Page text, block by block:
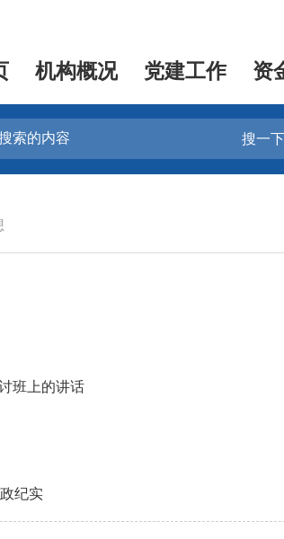
机构概况 党建工作 资
搜一下
班上的讲话
纪实